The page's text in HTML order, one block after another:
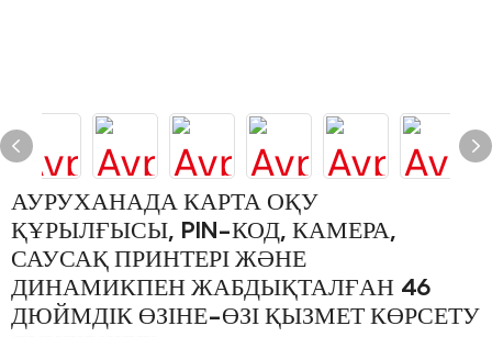
АУРУХАНАДА КАРТА ОҚУ
ҚҰРЫЛҒЫСЫ, PIN-КОД, КАМЕРА,
САУСАҚ ПРИНТЕРІ ЖӘНЕ
ДИНАМИКПЕН ЖАБДЫҚТАЛҒАН 46
ДЮЙМДІК ӨЗІНЕ-ӨЗІ ҚЫЗМЕТ КӨРСЕТУ